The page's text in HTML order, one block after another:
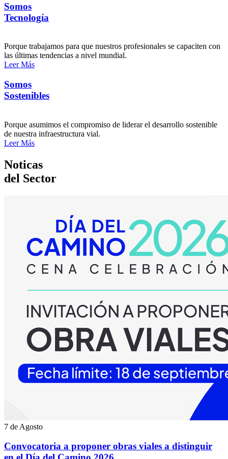
Somos
Tecnología
Porque trabajamos para que nuestros profesionales se capaciten con
las últimas tendencias a nivel mundial.
Leer Más
Somos
Sostenibles
Porque asumimos el compromiso de liderar el desarrollo sostenible
de nuestra infraestructura vial.
Leer Más
Noticas
del Sector
7 de Agosto
Convocatoria a proponer obras viales a distinguir